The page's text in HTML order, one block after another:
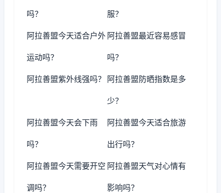
吗？ 服？
阿拉善盟今天适合户外
运动吗？
阿拉善盟最近容易感冒
吗？
阿拉善盟紫外线强吗？ 阿拉善盟防晒指数是多
少？
阿拉善盟今天会下雨
吗？
阿拉善盟今天适合旅游
出行吗？
阿拉善盟今天需要开空
调吗？
阿拉善盟天气对心情有
影响吗？